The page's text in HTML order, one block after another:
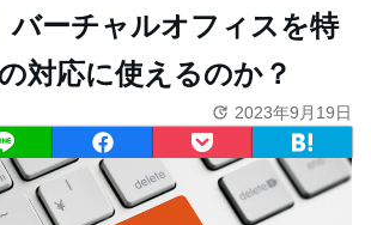
バーチャルオフィスを特
対応に使えるのか？
2023年9月19日